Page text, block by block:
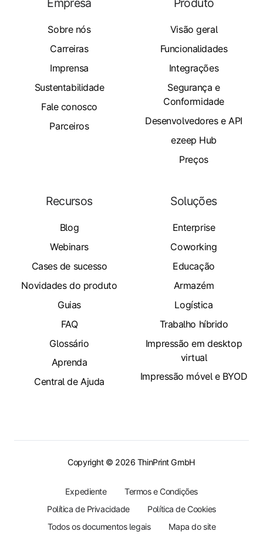
Empresa
Sobre nós
Carreiras
Imprensa
Sustentabilidade
Fale conosco
Parceiros
Produto
Visão geral
Funcionalidades
Integrações
Segurança e
Conformidade
Desenvolvedores e API
ezeep Hub
Preços
Recursos
Blog
Webinars
Cases de sucesso
Novidades do produto
Guias
FAQ
Glossário
Aprenda
Central de Ajuda
Soluções
Enterprise
Coworking
Educação
Armazém
Logística
Trabalho híbrido
Impressão em desktop
virtual
Impressão móvel e BYOD
Copyright © 2026 ThinPrint GmbH
Expediente
Termos e Condições
Política de Privacidade
Política de Cookies
Todos os documentos legais
Mapa do site